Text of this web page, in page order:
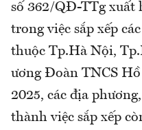
số 362/QĐ-TTg xuất
trong việc sắp xếp
thuộc Tp.Hà Nội,
ương Đoàn TNCS
2025, các địa
thành việc sắp xếp